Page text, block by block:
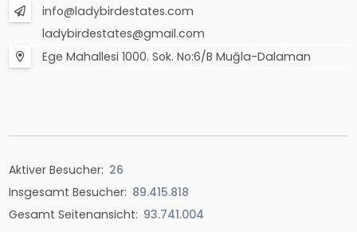
info@ladybirdestates.com
ladybirdestates@gmail.com
Ege Mahallesi 1000. Sok. No:6/B Muğla-Dalaman
Aktiver Besucher: 26
Insgesamt Besucher: 89.415.818
Gesamt Seitenansicht: 93.741.004